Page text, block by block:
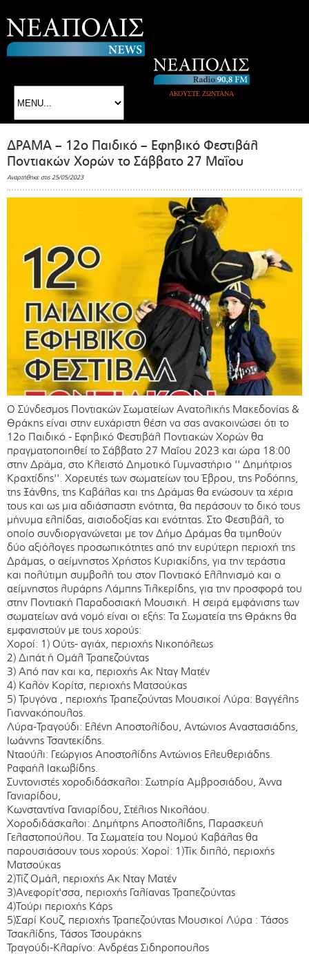
ΑΚΟΥΣΤΕ ΖΩΝΤΑΝΑ
ΔΡΑΜΑ – 12ο Παιδικό – Εφηβικό Φεστιβάλ
Ποντιακών Χορών το Σάββατο 27 Μαΐου
Αναρτήθηκε στις 25/05/2023
Ο Σύνδεσμος Ποντιακών Σωματείων Ανατολικής Μακεδονίας &
Θράκης είναι στην ευχάριστη θέση να σας ανακοινώσει ότι το
12ο Παιδικό - Εφηβικό Φεστιβάλ Ποντιακών Χορών θα
πραγματοποιηθεί το Σάββατο 27 Μαΐου 2023 και ώρα 18:00
στην Δράμα, στο Κλειστό Δημοτικό Γυμναστήριο '' Δημήτριος
Κραχτίδης''. Χορευτές των σωματείων του Έβρου, της Ροδόπης,
της Ξάνθης, της Καβάλας και της Δράμας θα ενώσουν τα χέρια
τους και ως μια αδιάσπαστη ενότητα, θα περάσουν το δικό τους
μήνυμα ελπίδας, αισιοδοξίας και ενότητας. Στο Φεστιβάλ, το
οποίο συνδιοργανώνεται με τον Δήμο Δράμας θα τιμηθούν
δύο αξιόλογες προσωπικότητες από την ευρύτερη περιοχή της
Δράμας, ο αείμνηστος Χρήστος Κυριακίδης, για την τεράστια
και πολύτιμη συμβολή του στον Ποντιακό Ελληνισμό και ο
αείμνηστος λυράρης Λάμπης Τιλκερίδης, για την προσφορά του
στην Ποντιακή Παραδοσιακή Μουσική. Η σειρά εμφάνισης των
σωματείων ανά νομό είναι οι εξής: Τα Σωματεία της Θράκης θα
εμφανιστούν με τους χορούς:
Χοροί: 1) Ούτς- αγιάχ, περιοχής Νικοπόλεως
2) Διπάτ ή Ομάλ Τραπεζούντας
3) Από παν και κα, περιοχής Ακ Νταγ Ματέν
4) Καλόν Κορίτσ, περιοχής Ματσούκας
5) Τρυγόνα , περιοχής Τραπεζούντας Μουσικοί Λύρα: Βαγγέλης
Γιαννακόπουλος.
Λύρα-Τραγούδι: Ελένη Αποστολίδου, Αντώνιος Αναστασιάδης,
Ιωάννης Τσαντεκίδης.
Νταούλι: Γεώργιος Αποστολίδης Αντώνιος Ελευθεριάδης.
Ραφαήλ Ιακωβίδης.
Συντονιστές χοροδιδάσκαλοι: Σωτηρία Αμβροσιάδου, Άννα
Γανιαρίδου,
Κωνσταντίνα Γανιαρίδου, Στέλιος Νικολάου.
Χοροδιδάσκαλοι: Δημήτρης Αποστολίδης, Παρασκευή
Γελαστοπούλου. Τα Σωματεία του Νομού Καβάλας θα
παρουσιάσουν τους χορούς: Χοροί: 1)Τίκ διπλό, περιοχής
Ματσούκας
2)Τίζ Ομάλ, περιοχής Ακ Νταγ Ματέν
3)Ανεφορίτ'σσα, περιοχής Γαλίανας Τραπεζούντας
4)Τούρι περιοχής Κάρς
5)Σαρί Κουζ, περιοχής Τραπεζούντας Μουσικοί Λύρα : Τάσος
Τσακλίδης, Τάσος Τσουράκης
Τραγούδι-Κλαρίνο: Ανδρέας Σιδηροπουλος